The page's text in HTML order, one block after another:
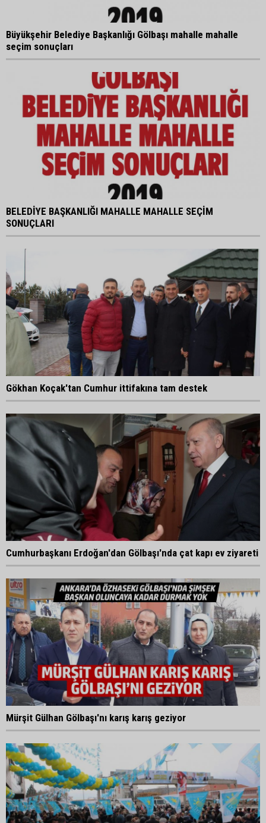
Büyükşehir Belediye Başkanlığı Gölbaşı mahalle mahalle
seçim sonuçları
BELEDİYE BAŞKANLIĞI MAHALLE MAHALLE SEÇİM
SONUÇLARI
Gökhan Koçak'tan Cumhur ittifakına tam destek
Cumhurbaşkanı Erdoğan'dan Gölbaşı'nda çat kapı ev ziyareti
Mürşit Gülhan Gölbaşı'nı karış karış geziyor